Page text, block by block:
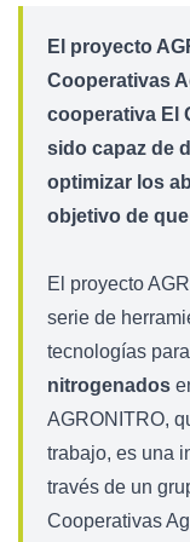
El proyecto
Cooperativas
cooperativa El
sido capaz de
optimizar los
objetivo de
El proyecto
serie de
tecnologías para
nitrogenados
AGRONITRO,
trabajo, es una
través de un
Cooperativas